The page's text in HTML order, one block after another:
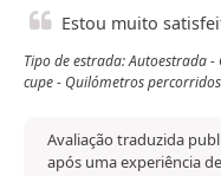
Estou muito
Tipo de estrada: Autoestrada -
cupe - Quilómetros
Avaliação traduzida
após uma experiência